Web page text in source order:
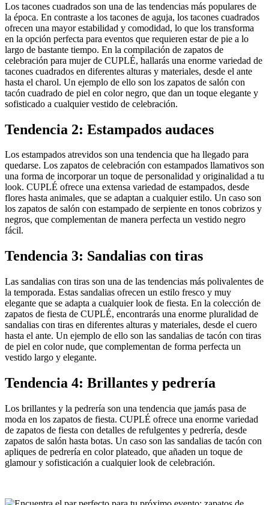
Los tacones cuadrados son una de las tendencias más populares de
la época. En contraste a los tacones de aguja, los tacones cuadrados
ofrecen una mayor estabilidad y comodidad, lo que los transforma
en la opción perfecta para eventos que requieren estar de pie a lo
largo de bastante tiempo. En la compilación de zapatos de
celebración para mujer de CUPLÉ, hallarás una enorme variedad de
tacones cuadrados en diferentes alturas y materiales, desde el ante
hasta el charol. Un ejemplo de ello son los zapatos de salón con
tacón cuadrado de piel en color negro, que dan un toque elegante y
sofisticado a cualquier vestido de celebración.
Tendencia 2: Estampados audaces
Los estampados atrevidos son una tendencia que ha llegado para
quedarse. Los zapatos de celebración con estampados llamativos son
una forma de incorporar un toque de personalidad y originalidad a tu
look. CUPLÉ ofrece una extensa variedad de estampados, desde
flores hasta animales, que se adaptan a cualquier estilo. Un caso son
los zapatos de salón con estampado de serpiente en tonos cobrizos y
negros, que complementan de manera perfecta un vestido negro
fácil.
Tendencia 3: Sandalias con tiras
Las sandalias con tiras son una de las tendencias más polivalentes de
la temporada. Estas sandalias ofrecen un estilo fresco y muy
elegante que se adapta a cualquier look de fiesta. En la colección de
zapatos de fiesta de CUPLÉ, encontrarás una enorme pluralidad de
sandalias con tiras en diferentes alturas y materiales, desde el cuero
hasta el ante. Un ejemplo de ello son las sandalias de tacón con tiras
de piel en color nude, que complementan de forma perfecta un
vestido largo y elegante.
Tendencia 4: Brillantes y pedrería
Los brillantes y la pedrería son una tendencia que jamás pasa de
moda en los zapatos de fiesta. CUPLÉ ofrece una enorme variedad
de zapatos de fiesta con detalles de refulgentes y pedrería, desde
zapatos de salón hasta botas. Un caso son las sandalias de tacón con
apliques de pedrería en color plateado, que añaden un toque de
glamour y sofisticación a cualquier look de celebración.